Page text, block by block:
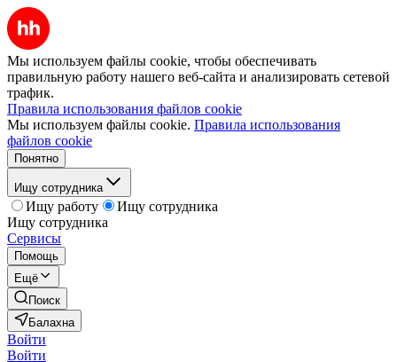
Мы используем файлы cookie, чтобы обеспечивать
правильную работу нашего веб-сайта и анализировать сетевой
трафик.
Правила использования файлов cookie
Мы используем файлы cookie. Правила использования
файлов cookie
Понятно
Ищу сотрудника
Ищу работу
Ищу сотрудника
Ищу сотрудника
Сервисы
Помощь
Ещё
Поиск
Балахна
Войти
Войти